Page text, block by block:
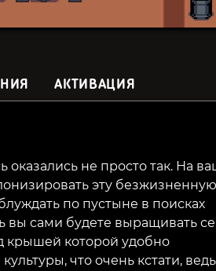
799₽ 64% 299₽
АКТИВАЦИЯ
не просто так. На
эту безжизненную
по пустыне в поисках
вы сами будете выращивать
крышей которой удобно
что очень кстати, ведь